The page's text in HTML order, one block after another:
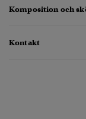
Komposition och
Kontakt